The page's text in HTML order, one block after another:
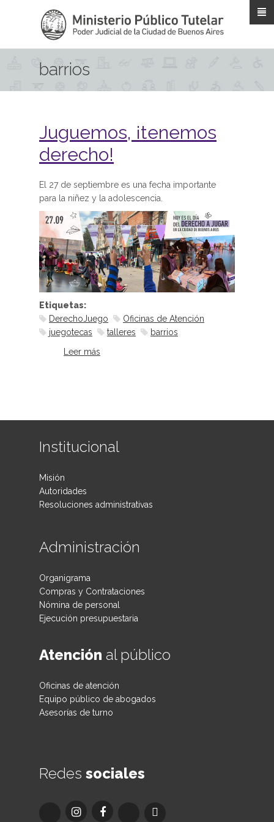
barrios
Juguemos, ¡tenemos
derecho!
El 27 de septiembre es una fecha importante
para la niñez y la adolescencia.
Etiquetas:
DerechoJuego
Oficinas de Atención
juegotecas
talleres
barrios
Leer más
Institucional
Misión
Autoridades
Resoluciones administrativas
Administración
Organigrama
Compras y Contrataciones
Nómina de personal
Ejecución presupuestaria
Atención al público
Oficinas de atención
Equipo público de abogados
Asesorías de turno
Redes sociales